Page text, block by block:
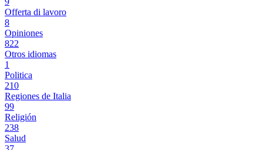
Offerta di lavoro
8
Opiniones
822
Otros idiomas
1
Politica
210
Regiones de Italia
99
Religión
238
Salud